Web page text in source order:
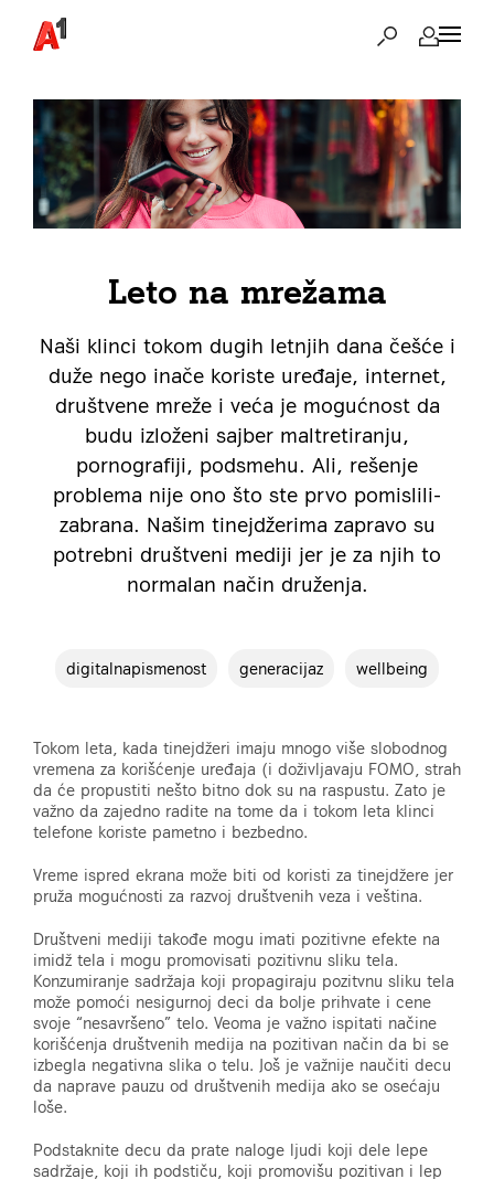
Leto na mrežama
Naši klinci tokom dugih letnjih dana češće i
duže nego inače koriste uređaje, internet,
društvene mreže i veća je mogućnost da
budu izloženi sajber maltretiranju,
pornografiji, podsmehu. Ali, rešenje
problema nije ono što ste prvo pomislili-
zabrana. Našim tinejdžerima zapravo su
potrebni društveni mediji jer je za njih to
normalan način druženja.
digitalnapismenost generacijaz wellbeing
Tokom leta, kada tinejdžeri imaju mnogo više slobodnog
vremena za korišćenje uređaja (i doživljavaju FOMO, strah
da će propustiti nešto bitno dok su na raspustu. Zato je
važno da zajedno radite na tome da i tokom leta klinci
telefone koriste pametno i bezbedno.
Vreme ispred ekrana može biti od koristi za tinejdžere jer
pruža mogućnosti za razvoj društvenih veza i veština.
Društveni mediji takođe mogu imati pozitivne efekte na
imidž tela i mogu promovisati pozitivnu sliku tela.
Konzumiranje sadržaja koji propagiraju pozitvnu sliku tela
može pomoći nesigurnoj deci da bolje prihvate i cene
svoje “nesavršeno” telo. Veoma je važno ispitati načine
korišćenja društvenih medija na pozitivan način da bi se
izbegla negativna slika o telu. Još je važnije naučiti decu
da naprave pauzu od društvenih medija ako se osećaju
loše.
Podstaknite decu da prate naloge ljudi koji dele lepe
sadržaje, koji ih podstiču, koji promovišu pozitivan i lep